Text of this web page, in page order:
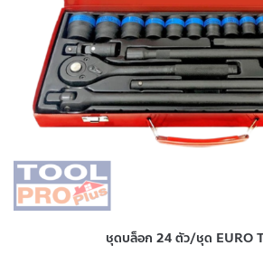
ชุดบล็อก 24 ตัว/ชุด EURO